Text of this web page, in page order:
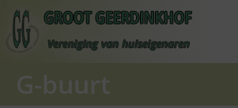
naar
inhoud
G-buurt